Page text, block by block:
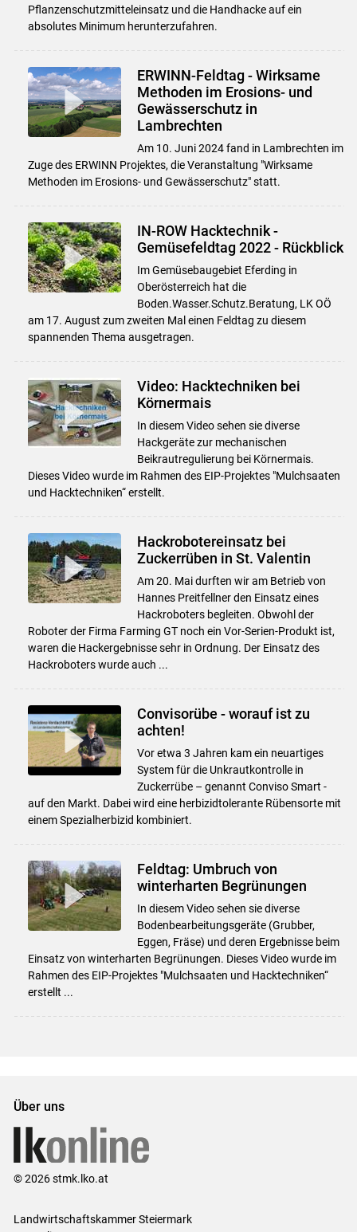
Pflanzenschutzmitteleinsatz und die Handhacke auf ein
absolutes Minimum herunterzufahren.
ERWINN-Feldtag - Wirksame
Methoden im Erosions- und
Gewässerschutz in
Lambrechten
Am 10. Juni 2024 fand in Lambrechten im
Zuge des ERWINN Projektes, die Veranstaltung "Wirksame
Methoden im Erosions- und Gewässerschutz" statt.
IN-ROW Hacktechnik -
Gemüsefeldtag 2022 - Rückblick
Im Gemüsebaugebiet Eferding in
Oberösterreich hat die
Boden.Wasser.Schutz.Beratung, LK OÖ
am 17. August zum zweiten Mal einen Feldtag zu diesem
spannenden Thema ausgetragen.
Video: Hacktechniken bei
Körnermais
In diesem Video sehen sie diverse
Hackgeräte zur mechanischen
Beikrautregulierung bei Körnermais.
Dieses Video wurde im Rahmen des EIP-Projektes "Mulchsaaten
und Hacktechniken“ erstellt.
Hackrobotereinsatz bei
Zuckerrüben in St. Valentin
Am 20. Mai durften wir am Betrieb von
Hannes Preitfellner den Einsatz eines
Hackroboters begleiten. Obwohl der
Roboter der Firma Farming GT noch ein Vor-Serien-Produkt ist,
waren die Hackergebnisse sehr in Ordnung. Der Einsatz des
Hackroboters wurde auch ...
Convisorübe - worauf ist zu
achten!
Vor etwa 3 Jahren kam ein neuartiges
System für die Unkrautkontrolle in
Zuckerrübe – genannt Conviso Smart -
auf den Markt. Dabei wird eine herbizidtolerante Rübensorte mit
einem Spezialherbizid kombiniert.
Feldtag: Umbruch von
winterharten Begrünungen
In diesem Video sehen sie diverse
Bodenbearbeitungsgeräte (Grubber,
Eggen, Fräse) und deren Ergebnisse beim
Einsatz von winterharten Begrünungen. Dieses Video wurde im
Rahmen des EIP-Projektes "Mulchsaaten und Hacktechniken“
erstellt ...
Über uns
© 2026 stmk.lko.at
Landwirtschaftskammer Steiermark